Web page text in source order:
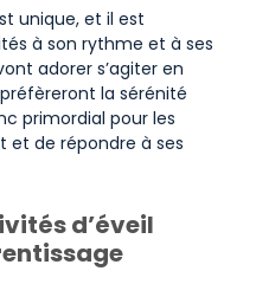
unique, et il est
à son rythme et à ses
adorer s’agiter en
la sérénité
primordial pour les
et de répondre à ses
d’éveil